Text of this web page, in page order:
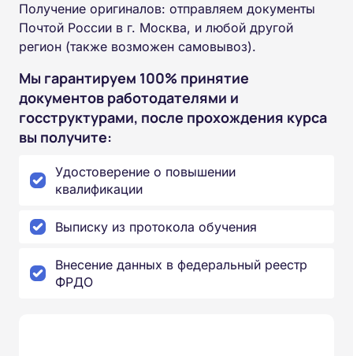
Получение оригиналов: отправляем документы
Почтой России в г. Москва, и любой другой
регион (также возможен самовывоз).
Мы гарантируем 100% принятие
документов работодателями и
госструктурами, после прохождения курса
вы получите:
Удостоверение о повышении
квалификации
Выписку из протокола обучения
Внесение данных в федеральный реестр
ФРДО